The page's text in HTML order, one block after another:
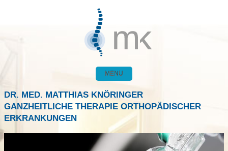
MENU
DR. MED. MATTHIAS KNÖRINGER
GANZHEITLICHE THERAPIE ORTHOPÄDISCHER
ERKRANKUNGEN